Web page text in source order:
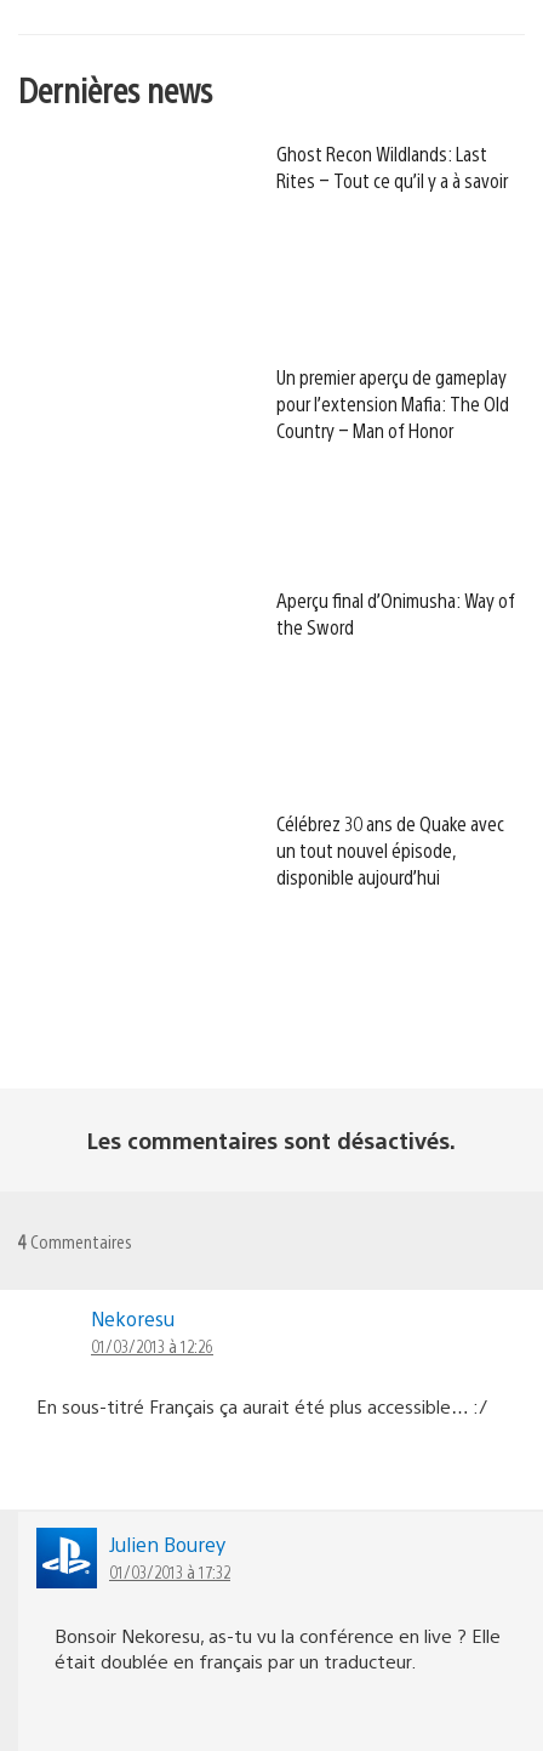
Dernières news
Ghost Recon Wildlands: Last
Rites – Tout ce qu’il y a à savoir
Un premier aperçu de gameplay
pour l’extension Mafia: The Old
Country – Man of Honor
Aperçu final d’Onimusha: Way of
the Sword
Célébrez 30 ans de Quake avec
un tout nouvel épisode,
disponible aujourd’hui
Les commentaires sont désactivés.
4 Commentaires
Nekoresu
01/03/2013 à 12:26
En sous-titré Français ça aurait été plus accessible… :/
Julien Bourey
01/03/2013 à 17:32
Bonsoir Nekoresu, as-tu vu la conférence en live ? Elle
était doublée en français par un traducteur.